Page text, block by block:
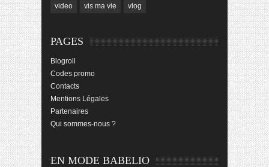
video vis ma vie vlog
PAGES
Blogroll
Codes promo
Contacts
Mentions Légales
Partenaires
Qui sommes-nous ?
EN MODE BABELIO